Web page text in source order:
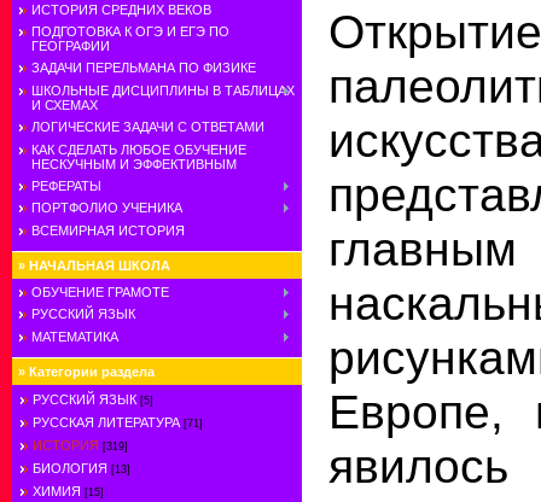
ИСТОРИЯ СРЕДНИХ ВЕКОВ
ПОДГОТОВКА К ОГЭ И ЕГЭ ПО
ГЕОГРАФИИ
ЗАДАЧИ ПЕРЕЛЬМАНА ПО ФИЗИКЕ
ШКОЛЬНЫЕ ДИСЦИПЛИНЫ В ТАБЛИЦАХ
И СХЕМАХ
ЛОГИЧЕСКИЕ ЗАДАЧИ С ОТВЕТАМИ
КАК СДЕЛАТЬ ЛЮБОЕ ОБУЧЕНИЕ
НЕСКУЧНЫМ И ЭФФЕКТИВНЫМ
РЕФЕРАТЫ
ПОРТФОЛИО УЧЕНИКА
ВСЕМИРНАЯ ИСТОРИЯ
» НАЧАЛЬНАЯ ШКОЛА
ОБУЧЕНИЕ ГРАМОТЕ
РУССКИЙ ЯЗЫК
МАТЕМАТИКА
» Категории раздела
РУССКИЙ ЯЗЫК [5]
РУССКАЯ ЛИТЕРАТУРА [71]
ИСТОРИЯ [319]
БИОЛОГИЯ [13]
ХИМИЯ [15]
Открытие
Европе,